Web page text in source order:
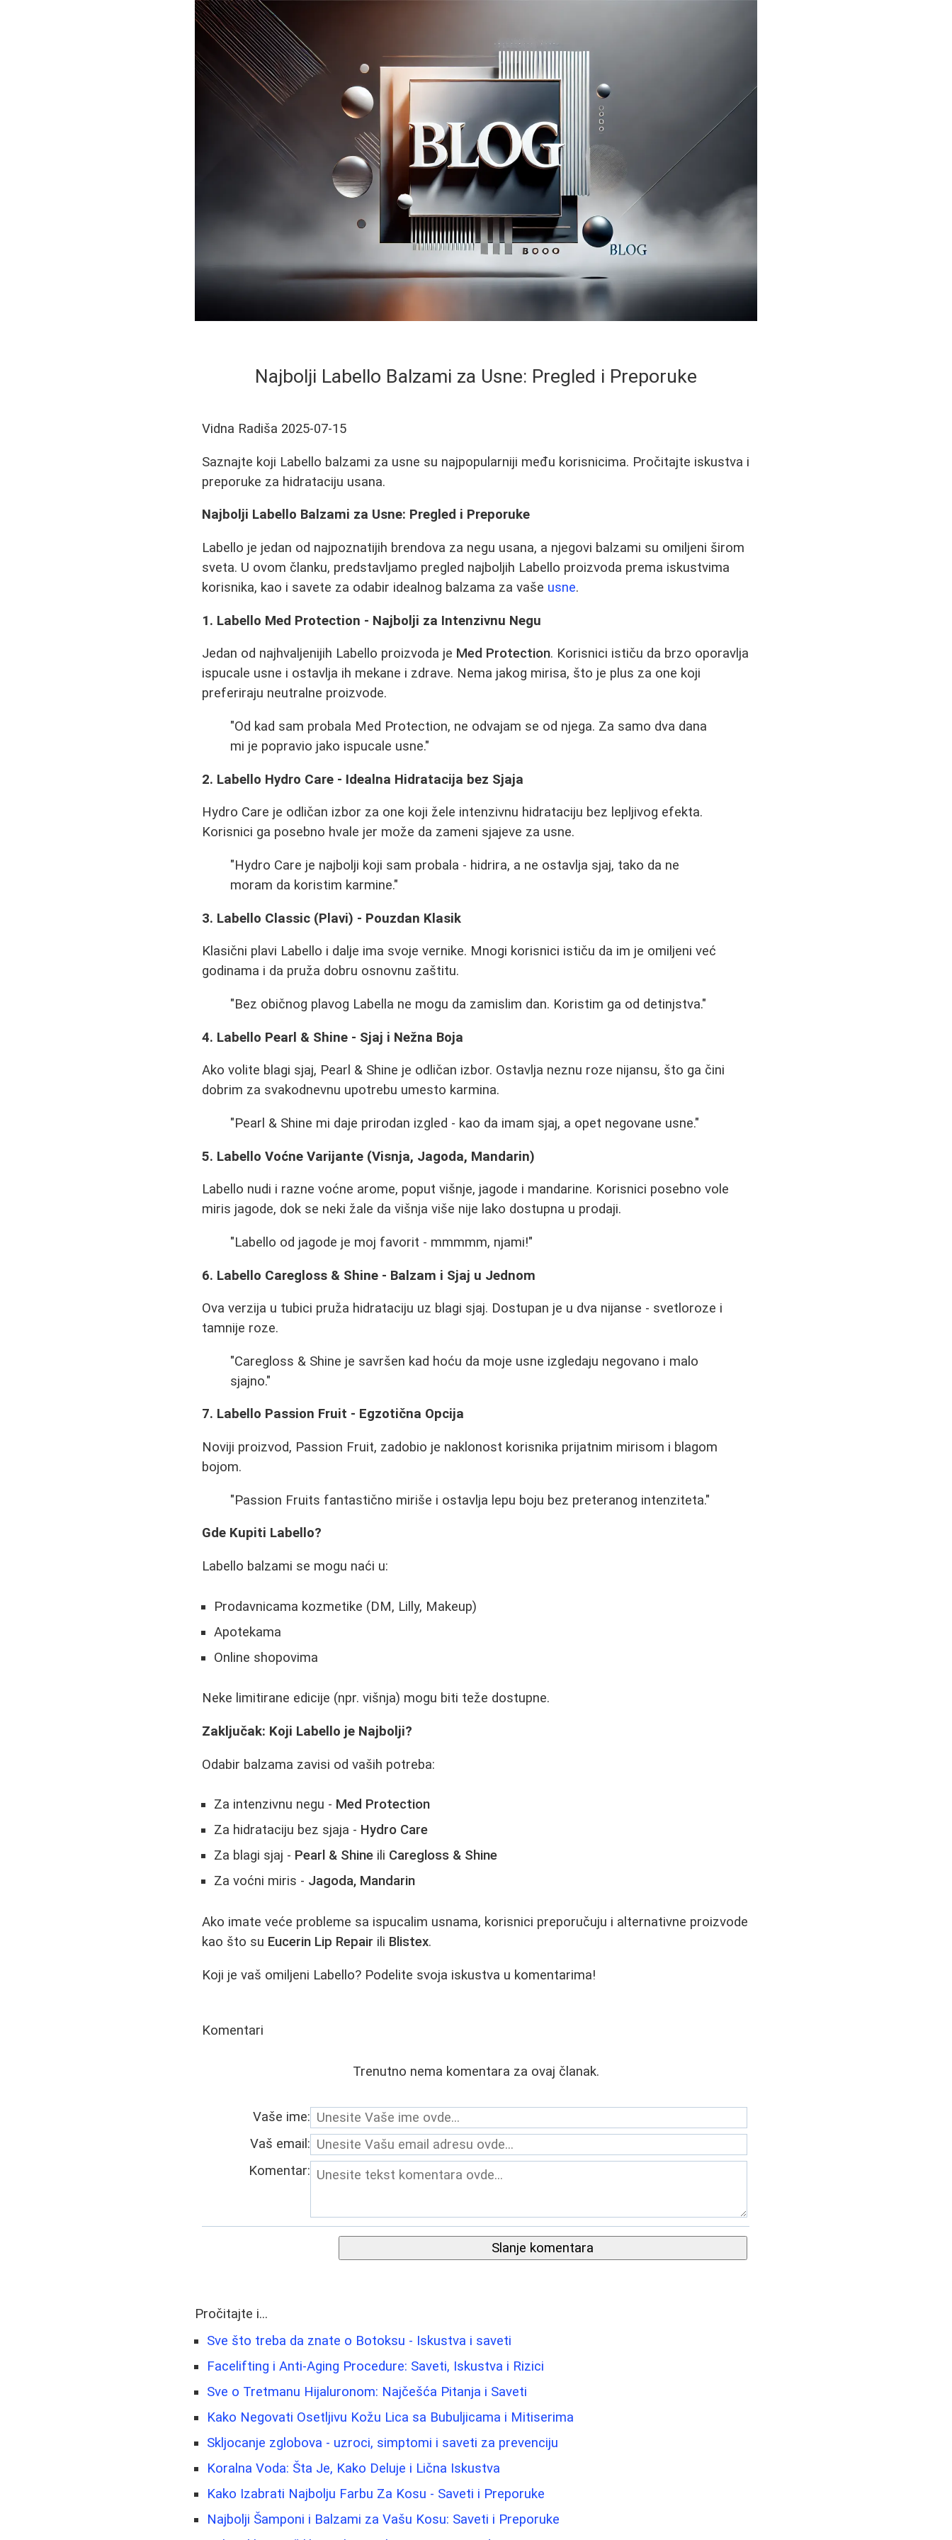
Najbolji Labello Balzami za Usne: Pregled i Preporuke
Vidna Radiša 2025-07-15
Saznajte koji Labello balzami za usne su najpopularniji među korisnicima. Pročitajte iskustva i
preporuke za hidrataciju usana.
Najbolji Labello Balzami za Usne: Pregled i Preporuke
Labello je jedan od najpoznatijih brendova za negu usana, a njegovi balzami su omiljeni širom
sveta. U ovom članku, predstavljamo pregled najboljih Labello proizvoda prema iskustvima
korisnika, kao i savete za odabir idealnog balzama za vaše usne.
1. Labello Med Protection - Najbolji za Intenzivnu Negu
Jedan od najhvaljenijih Labello proizvoda je Med Protection. Korisnici ističu da brzo oporavlja
ispucale usne i ostavlja ih mekane i zdrave. Nema jakog mirisa, što je plus za one koji
preferiraju neutralne proizvode.
"Od kad sam probala Med Protection, ne odvajam se od njega. Za samo dva dana
mi je popravio jako ispucale usne."
2. Labello Hydro Care - Idealna Hidratacija bez Sjaja
Hydro Care je odličan izbor za one koji žele intenzivnu hidrataciju bez lepljivog efekta.
Korisnici ga posebno hvale jer može da zameni sjajeve za usne.
"Hydro Care je najbolji koji sam probala - hidrira, a ne ostavlja sjaj, tako da ne
moram da koristim karmine."
3. Labello Classic (Plavi) - Pouzdan Klasik
Klasični plavi Labello i dalje ima svoje vernike. Mnogi korisnici ističu da im je omiljeni već
godinama i da pruža dobru osnovnu zaštitu.
"Bez običnog plavog Labella ne mogu da zamislim dan. Koristim ga od detinjstva."
4. Labello Pearl & Shine - Sjaj i Nežna Boja
Ako volite blagi sjaj, Pearl & Shine je odličan izbor. Ostavlja neznu roze nijansu, što ga čini
dobrim za svakodnevnu upotrebu umesto karmina.
"Pearl & Shine mi daje prirodan izgled - kao da imam sjaj, a opet negovane usne."
5. Labello Voćne Varijante (Visnja, Jagoda, Mandarin)
Labello nudi i razne voćne arome, poput višnje, jagode i mandarine. Korisnici posebno vole
miris jagode, dok se neki žale da višnja više nije lako dostupna u prodaji.
"Labello od jagode je moj favorit - mmmmm, njami!"
6. Labello Caregloss & Shine - Balzam i Sjaj u Jednom
Ova verzija u tubici pruža hidrataciju uz blagi sjaj. Dostupan je u dva nijanse - svetloroze i
tamnije roze.
"Caregloss & Shine je savršen kad hoću da moje usne izgledaju negovano i malo
sjajno."
7. Labello Passion Fruit - Egzotična Opcija
Noviji proizvod, Passion Fruit, zadobio je naklonost korisnika prijatnim mirisom i blagom
bojom.
"Passion Fruits fantastično miriše i ostavlja lepu boju bez preteranog intenziteta."
Gde Kupiti Labello?
Labello balzami se mogu naći u:
Prodavnicama kozmetike (DM, Lilly, Makeup)
Apotekama
Online shopovima
Neke limitirane edicije (npr. višnja) mogu biti teže dostupne.
Zaključak: Koji Labello je Najbolji?
Odabir balzama zavisi od vaših potreba:
Za intenzivnu negu - Med Protection
Za hidrataciju bez sjaja - Hydro Care
Za blagi sjaj - Pearl & Shine ili Caregloss & Shine
Za voćni miris - Jagoda, Mandarin
Ako imate veće probleme sa ispucalim usnama, korisnici preporučuju i alternativne proizvode
kao što su Eucerin Lip Repair ili Blistex.
Koji je vaš omiljeni Labello? Podelite svoja iskustva u komentarima!
Komentari
Trenutno nema komentara za ovaj članak.
Vaše ime:
Vaš email:
Komentar:
Slanje komentara
Pročitajte i...
Sve što treba da znate o Botoksu - Iskustva i saveti
Facelifting i Anti-Aging Procedure: Saveti, Iskustva i Rizici
Sve o Tretmanu Hijaluronom: Najčešća Pitanja i Saveti
Kako Negovati Osetljivu Kožu Lica sa Bubuljicama i Mitiserima
Skljocanje zglobova - uzroci, simptomi i saveti za prevenciju
Koralna Voda: Šta Je, Kako Deluje i Lična Iskustva
Kako Izabrati Najbolju Farbu Za Kosu - Saveti i Preporuke
Najbolji Šamponi i Balzami za Vašu Kosu: Saveti i Preporuke